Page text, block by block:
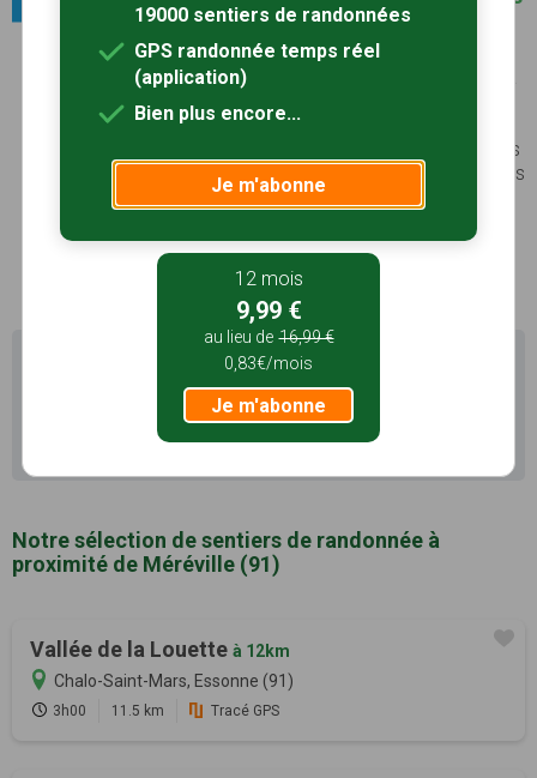
de France
Yèvre-le-Châtel
Entre Paris et Orléans,
force de ses remparts et de son château du XIIIe
S, veillant sur l’église romane Saint-Gault et la nef
inachevée de Saint-Lubin, au charme de ses ruelles
fleuries, de ses vieilles demeures de calcaire et des
jardins qui inspirent peintres internationaux et
Il existe d'autres sentiers de randonnée à Méréville
(91) pour découvrir le terroir
Recherche avancée Méréville
Notre sélection de sentiers de randonnée à
proximité de Méréville (91)
Vallée de la Louette à 12km
Chalo-Saint-Mars, Essonne (91)
3h00 11.5 km Tracé GPS
19000 sentiers de randonnées
GPS randonnée temps réel
(application)
Bien plus encore...
Je m'abonne
12 mois
9,99 €
au lieu de 16,99 €
0,83€/mois
Je m'abonne